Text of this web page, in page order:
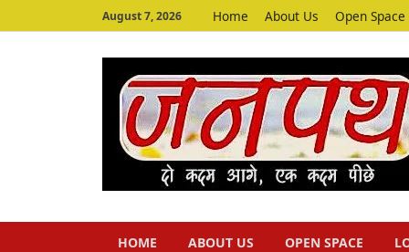
August 7, 2026 Home About Us Open Space
HOME ABOUT US OPEN SPACE